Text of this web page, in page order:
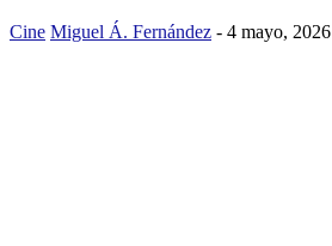
Cine Miguel Á. Fernández - 4 mayo, 2026